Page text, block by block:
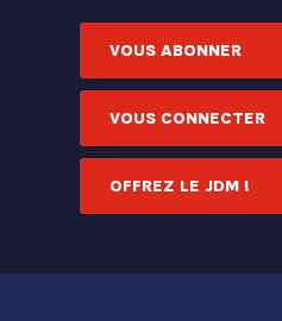
VOUS ABONNER
VOUS CONNECTER
OFFREZ LE JDM !